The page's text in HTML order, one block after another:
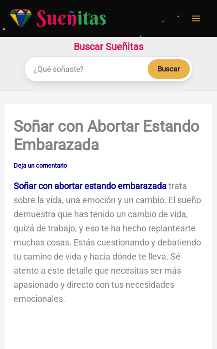
contenido
Buscar Sueñitas
Buscar
Soñar con Abortar Estando
Embarazada
Deja un comentario
Soñar con abortar estando embarazadatrata
sobre la vida, una emoción y un cambio. El sueño
demuestra que has tenido un cambio de vida,
quizá de trabajo, y eso te ha hecho replantearte
muchas cosas. Estás cuestionando y debatiendo
tu camino de vida y hacia dónde te lleva. Sé
atento a este detalle que necesitas ser más
apasionado y directo con tus necesidades
emocionales.